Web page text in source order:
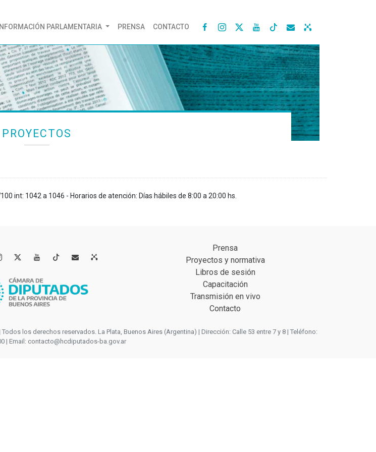
INFORMACIÓN PARLAMENTARIA PRENSA CONTACTO    
PROYECTOS
int: 1042 a 1046 - Horarios de atención: Días hábiles de 8:00 a 20:00 hs.
  
Prensa
Proyectos y normativa
Libros de sesión
Capacitación
Transmisión en vivo
Contacto
los derechos reservados. La Plata, Buenos Aires (Argentina) | Dirección: Calle 53 entre 7 y 8 | Teléfono:
| Email: contacto@hcdiputados-ba.gov.ar